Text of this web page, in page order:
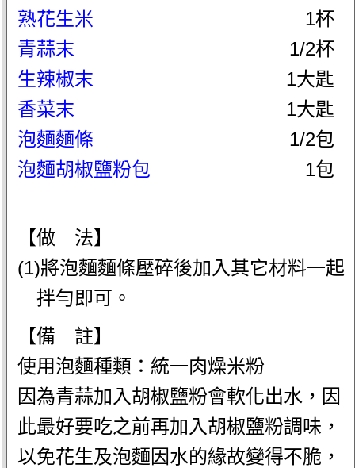
熟花生米
1杯
青蒜末
1/2杯
生辣椒末
1大匙
香菜末
1大匙
泡麵麵條
1/2包
泡麵胡椒鹽粉包
1包
【做 法】
(1)將泡麵麵條壓碎後加入其它材料一起
拌勻即可。
【備 註】
使用泡麵種類：統一肉燥米粉
因為青蒜加入胡椒鹽粉會軟化出水，因
此最好要吃之前再加入胡椒鹽粉調味，
以免花生及泡麵因水的緣故變得不脆，